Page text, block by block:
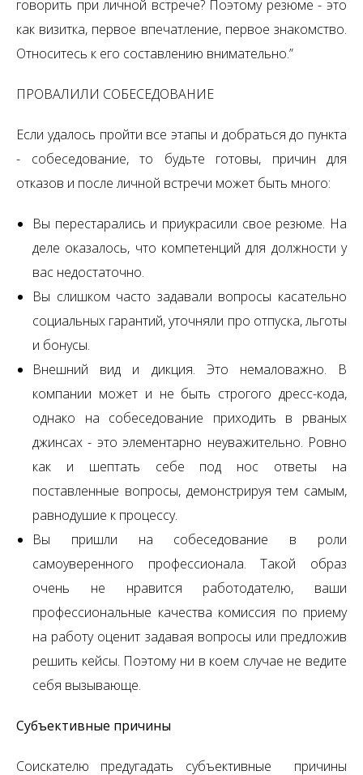
говорить при личной встрече? Поэтому резюме - это
как визитка, первое впечатление, первое знакомство.
Относитесь к его составлению внимательно.”
ПРОВАЛИЛИ СОБЕСЕДОВАНИЕ
Если удалось пройти все этапы и добраться до пункта
- собеседование, то будьте готовы, причин для
отказов и после личной встречи может быть много:
Вы перестарались и приукрасили свое резюме. На
деле оказалось, что компетенций для должности у
вас недостаточно.
Вы слишком часто задавали вопросы касательно
социальных гарантий, уточняли про отпуска, льготы
и бонусы.
Внешний вид и дикция. Это немаловажно. В
компании может и не быть строгого дресс-кода,
однако на собеседование приходить в рваных
джинсах - это элементарно неуважительно. Ровно
как и шептать себе под нос ответы на
поставленные вопросы, демонстрируя тем самым,
равнодушие к процессу.
Вы пришли на собеседование в роли
самоуверенного профессионала. Такой образ
очень не нравится работодателю, ваши
профессиональные качества комиссия по приему
на работу оценит задавая вопросы или предложив
решить кейсы. Поэтому ни в коем случае не ведите
себя вызывающе.
Субъективные причины
Соискателю предугадать субъективные причины